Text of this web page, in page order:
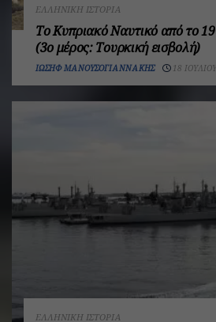
ΕΛΛΗΝΙΚΉ ΙΣΤΟΡΊΑ
Το Κυπριακό Ναυτικό από το
(3ο μέρος: Τουρκική εισβολή)
ΙΩΣΉΦ ΜΑΝΟΥΣΟΓΙΑΝΝΆΚΗΣ 18
ΕΛΛΗΝΙΚΉ ΙΣΤΟΡΊΑ